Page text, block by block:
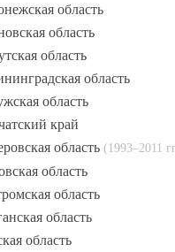
область
область
область
область
область
край
область (1993–2011
область
область
область
область